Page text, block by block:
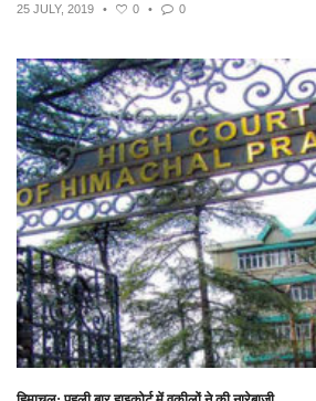
25 JULY, 2019 • 0 • 0